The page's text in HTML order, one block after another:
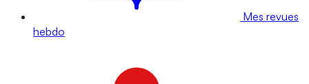
Mes revues
hebdo